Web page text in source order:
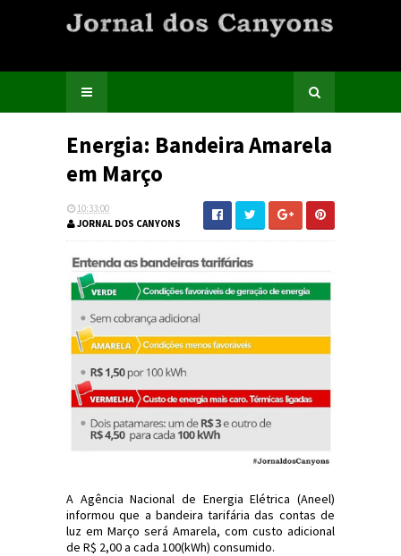
Energia: Bandeira Amarela
em Março
10:33:00
JORNAL DOS CANYONS
A Agência Nacional de Energia Elétrica (Aneel)
informou que a bandeira tarifária das contas de
luz em Março será Amarela, com custo adicional
de R$ 2,00 a cada 100(kWh) consumido.